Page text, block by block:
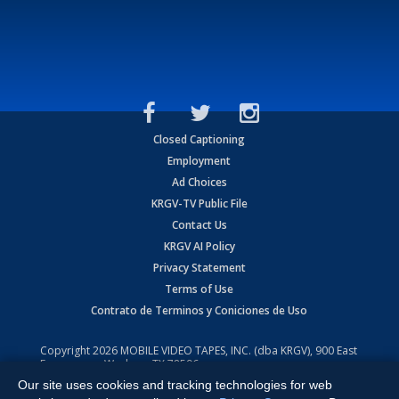
Closed Captioning
Employment
Ad Choices
KRGV-TV Public File
Contact Us
KRGV AI Policy
Privacy Statement
Terms of Use
Contrato de Terminos y Coniciones de Uso
Copyright2026 MOBILE VIDEO TAPES, INC. (dba KRGV), 900 East
Expressway, Weslaco, TX 78596.
All Rights Reserved. Powered by:Ruby Shore Software
Our site uses cookies and tracking technologies for web